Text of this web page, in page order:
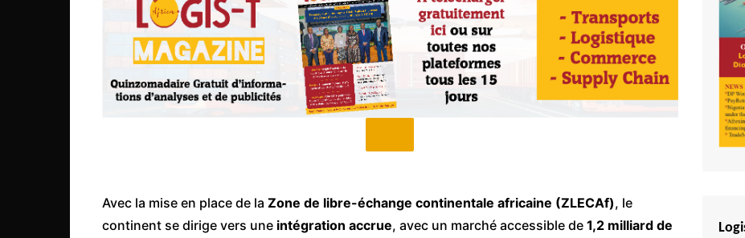
République Démocratique du
São Tomé et Príncipe
Seychelles
Sierra Leone
Avec la mise en place de la Zone de libre-échange continentale africaine (ZLECAf), le
continent se dirige vers une intégration accrue, avec un marché accessible de 1,2 milliard de